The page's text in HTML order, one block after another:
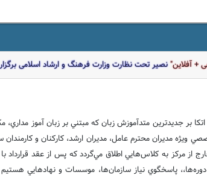
آفلاین"نصیر تحت نظارت وزارت فرهنگ و ارشاد اسلامی
بر جديد‌ترين متدآموزش زبان که مبتني بر زبان آموز
مديران محترم عامل، مديران ارشد، کارکنان و
مرکز به کلاس‌هايي اطلاق مي‌گردد که پس از عقد قرارداد
پاسخگوي نياز سازمان‌ها، موسسات و نهادهايي